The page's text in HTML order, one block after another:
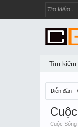
Diễn đàn
Cuộc Sống
Tìm kiếm